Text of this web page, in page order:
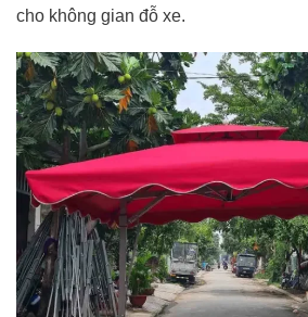
cho không gian đỗ xe.